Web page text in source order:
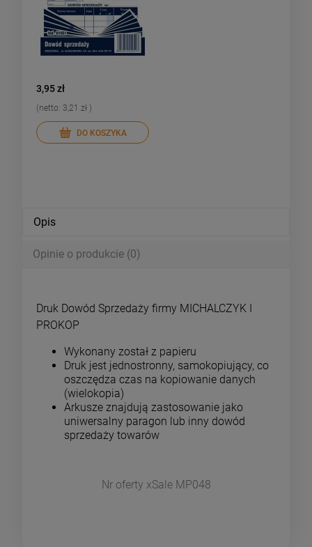
3,95 zł
(netto: 3,21 zł )
DO KOSZYKA
Opis
Opinie o produkcie (0)
Druk Dowód Sprzedaży firmy MICHALCZYK I
PROKOP
Wykonany został z papieru
Druk jest jednostronny, samokopiujący, co
oszczędza czas na kopiowanie danych
(wielokopia)
Arkusze znajdują zastosowanie jako
uniwersalny paragon lub inny dowód
sprzedaży towarów
Nr oferty xSale MP048